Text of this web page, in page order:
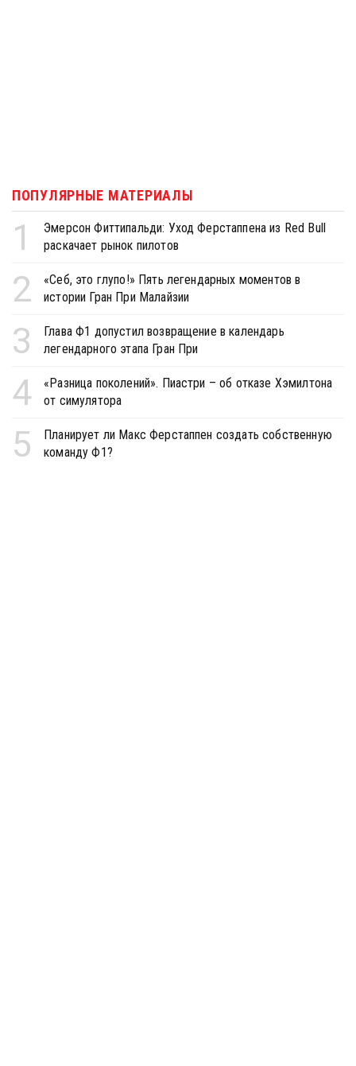
ПОПУЛЯРНЫЕ МАТЕРИАЛЫ
1
Эмерсон Фиттипальди: Уход Ферстаппена из Red Bull
раскачает рынок пилотов
2
«Себ, это глупо!» Пять легендарных моментов в
истории Гран При Малайзии
3
Глава Ф1 допустил возвращение в календарь
легендарного этапа Гран При
4
«Разница поколений». Пиастри – об отказе Хэмилтона
от симулятора
5
Планирует ли Макс Ферстаппен создать собственную
команду Ф1?